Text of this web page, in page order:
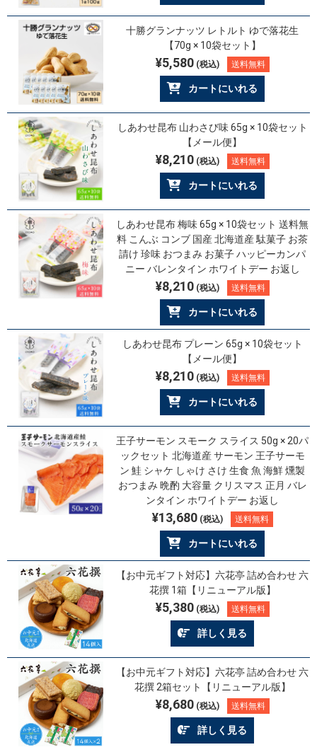
十勝グランナッツ レトルト ゆで落花生
【70g × 10袋セット】
¥5,580(税込) 送料無料
カートにいれる
しあわせ昆布 山わさび味 65g × 10袋セット
【メール便】
¥8,210(税込) 送料無料
カートにいれる
しあわせ昆布 梅味 65g × 10袋セット 送料無
料 こんぶ コンブ 国産 北海道産 駄菓子 お茶
請け 珍味 おつまみ お菓子 ハッピーカンパ
ニー バレンタイン ホワイトデー お返し
¥8,210(税込) 送料無料
カートにいれる
しあわせ昆布 プレーン 65g × 10袋セット
【メール便】
¥8,210(税込) 送料無料
カートにいれる
王子サーモン スモーク スライス 50g × 20パ
ックセット 北海道産 サーモン 王子サーモ
ン 鮭 シャケ しゃけ さけ 生食 魚 海鮮 燻製
おつまみ 晩酌 大容量 クリスマス 正月 バレ
ンタイン ホワイトデー お返し
¥13,680(税込) 送料無料
カートにいれる
【お中元ギフト対応】六花亭 詰め合わせ 六
花撰 1箱【リニューアル版】
¥5,380(税込) 送料無料
詳しく見る
【お中元ギフト対応】六花亭 詰め合わせ 六
花撰 2箱セット【リニューアル版】
¥8,680(税込) 送料無料
詳しく見る